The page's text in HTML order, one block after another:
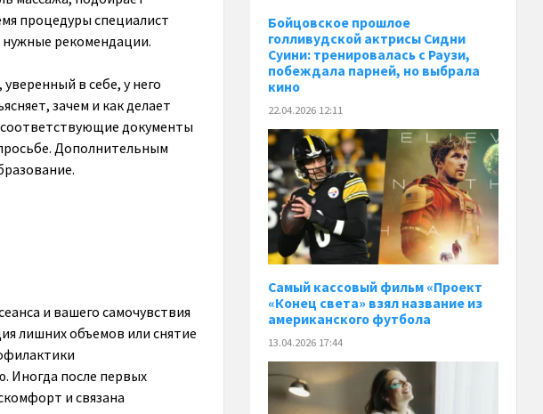
процедуры специалист
рекомендации.
в себе, у него
зачем и как делает
документы
Дополнительным
и вашего самочувствия
лишних объемов или снятие
Иногда после первых
и связана
Бойцовское прошлое
голливудской актрисы Сидни
Суини: тренировалась с Раузи,
побеждала парней, но выбрала
кино
22.04.2026 12:11
Самый кассовый фильм «Проект
«Конец света» взял название из
американского футбола
13.04.2026 17:44